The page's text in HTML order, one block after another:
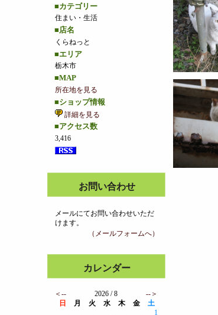
■カテゴリー
住まい・生活
■店名
くらねっと
■エリア
栃木市
■MAP
所在地を見る
■ショップ情報
詳細を見る
■アクセス数
3,416
お問い合わせ
メールにてお問い合わせいただ
けます。
（メールフォームへ）
カレンダー
＜-- 2026 / 8
--＞
日
月 火 水 木 金
土
1